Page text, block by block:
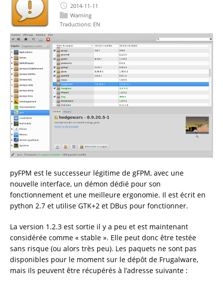
2014-11-11
Warning
Traductions: EN
pyFPM est le successeur légitime de gFPM, avec une
nouvelle interface, un démon dédié pour son
fonctionnement et une meilleure ergonomie. Il est écrit en
python 2.7 et utilise GTK+2 et DBus pour fonctionner.
La version 1.2.3 est sortie il y a peu et est maintenant
considérée comme « stable ». Elle peut donc être testée
sans risque (ou alors très peu). Les paquets ne sont pas
disponibles pour le moment sur le dépôt de Frugalware,
mais ils peuvent être récupérés à l’adresse suivante :